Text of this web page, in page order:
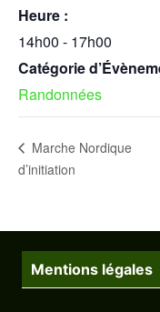
Heure :
14h00 - 17h00
Catégorie
Randonnées
Marche Nordique
d’initiation
Mentions légales